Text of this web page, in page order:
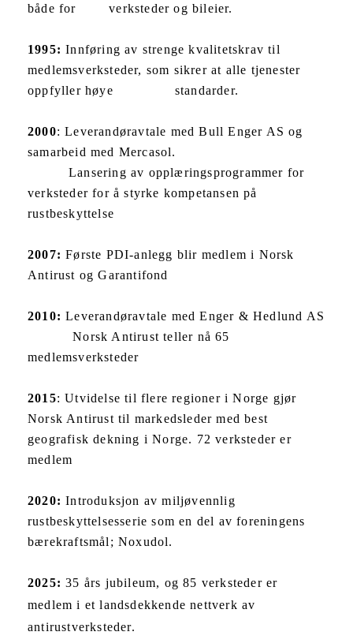
både for verksteder og bileier.
1995:Innføring av strenge kvalitetskrav til
medlemsverksteder, som sikrer at alle tjenester
oppfyller høye standarder.
2000: Leverandøravtale med Bull Enger AS og
samarbeid med Mercasol.
Lansering av opplæringsprogrammer for
verksteder for å styrke kompetansen på
rustbeskyttelse
2007: Første PDI-anlegg blir medlem i Norsk
Antirust og Garantifond
2010: Leverandøravtale med Enger & Hedlund AS
Norsk Antirust teller nå 65
medlemsverksteder
2015: Utvidelse til flere regioner i Norge gjør
Norsk Antirust til markedsleder med best
geografisk dekning i Norge. 72 verksteder er
medlem
2020: Introduksjon av miljøvennlig
rustbeskyttelsesserie som en del av foreningens
bærekraftsmål; Noxudol.
2025:35 års jubileum, og 85 verksteder er
medlem i et landsdekkende nettverk av
antirustverksteder.